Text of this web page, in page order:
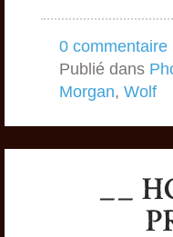
0 commentaire
Publié dans
Morgan, Wolf